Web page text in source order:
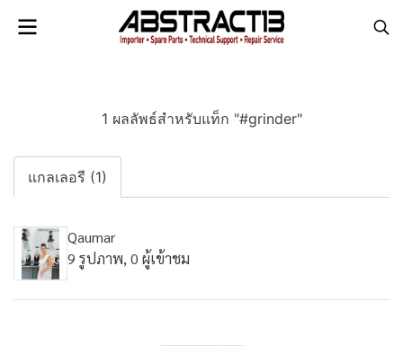
1 ผลลัพธ์สำหรับแท็ก "#grinder"
แกลเลอรี (1)
Qaumar
9 รูปภาพ, 0 ผู้เข้าชม